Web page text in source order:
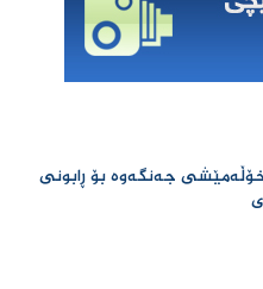
خۆڵەمێشی جەنگەوە بۆ ڕابونی